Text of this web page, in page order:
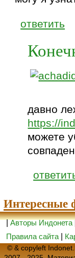
ответить
давно
https://
можете
Интересные
|Авторы Индонета
Правила сайта
© & copyleft